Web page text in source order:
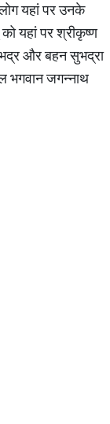
यहां पर उनके
यहां पर श्रीकृष्ण
और बहन सुभद्रा
भगवान जगन्नाथ